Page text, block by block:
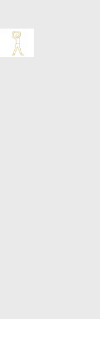
tu
peso de tu cuerpo,
postura, puedes